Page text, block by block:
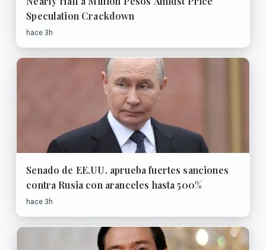
Speculation Crackdown
hace 3h
Senado de EE.UU. aprueba fuertes sanciones
contra Rusia con aranceles hasta 500%
hace 3h